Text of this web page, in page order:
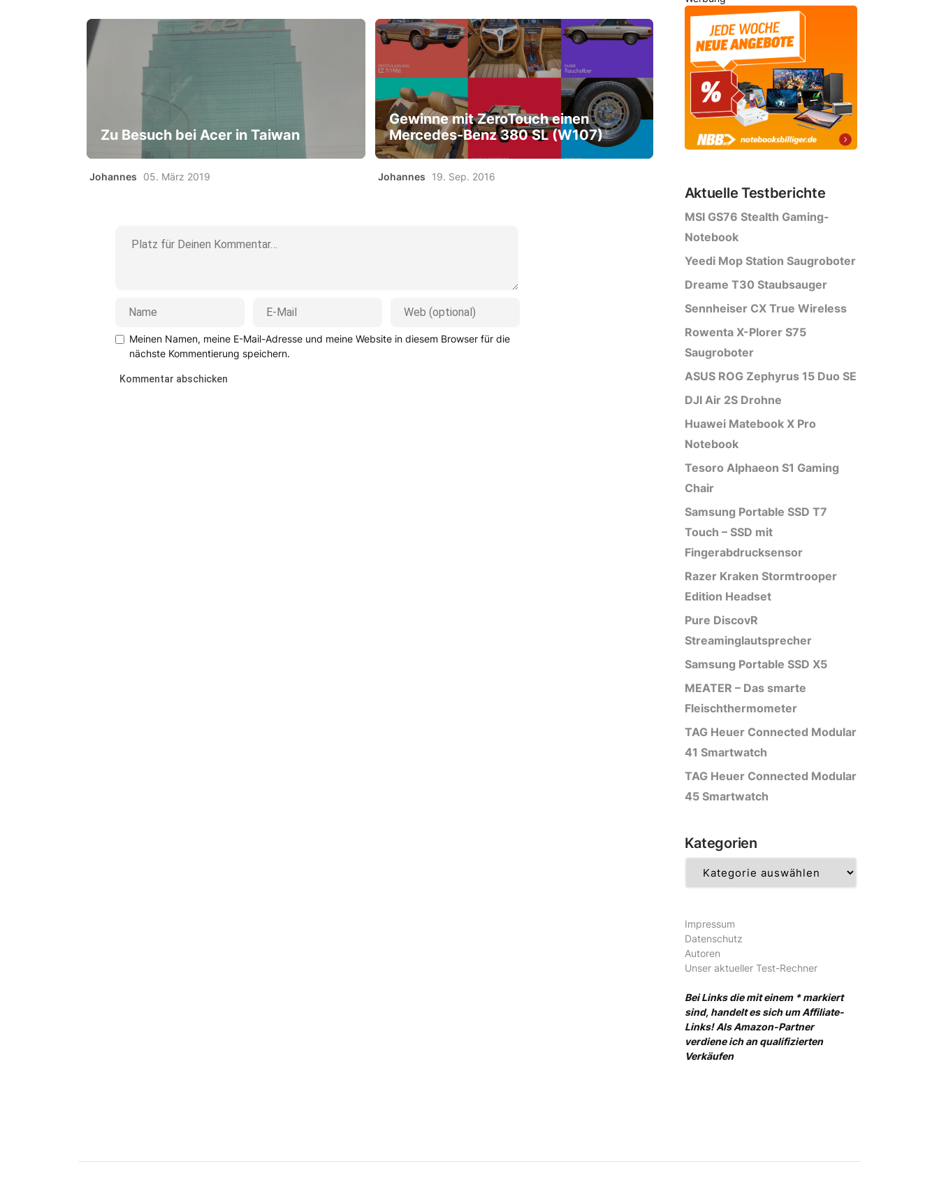
Zu Besuch bei Acer in Taiwan
Johannes 05. März 2019
Gewinne mit ZeroTouch einen
Mercedes-Benz 380 SL (W107)
Johannes 19. Sep. 2016
Meinen Namen, meine E-Mail-Adresse und meine Website in diesem Browser für die
nächste Kommentierung speichern.
Aktuelle Testberichte
MSI GS76 Stealth Gaming-
Notebook
Yeedi Mop Station Saugroboter
Dreame T30 Staubsauger
Sennheiser CX True Wireless
Rowenta X-Plorer S75
Saugroboter
ASUS ROG Zephyrus 15 Duo SE
DJI Air 2S Drohne
Huawei Matebook X Pro
Notebook
Tesoro Alphaeon S1 Gaming
Chair
Samsung Portable SSD T7
Touch – SSD mit
Fingerabdrucksensor
Razer Kraken Stormtrooper
Edition Headset
Pure DiscovR
Streaminglautsprecher
Samsung Portable SSD X5
MEATER – Das smarte
Fleischthermometer
TAG Heuer Connected Modular
41 Smartwatch
TAG Heuer Connected Modular
45 Smartwatch
Kategorien
Impressum
Datenschutz
Autoren
Unser aktueller Test-Rechner
Bei Links die mit einem * markiert
sind, handelt es sich um Affiliate-
Links! Als Amazon-Partner
verdiene ich an qualifizierten
Verkäufen